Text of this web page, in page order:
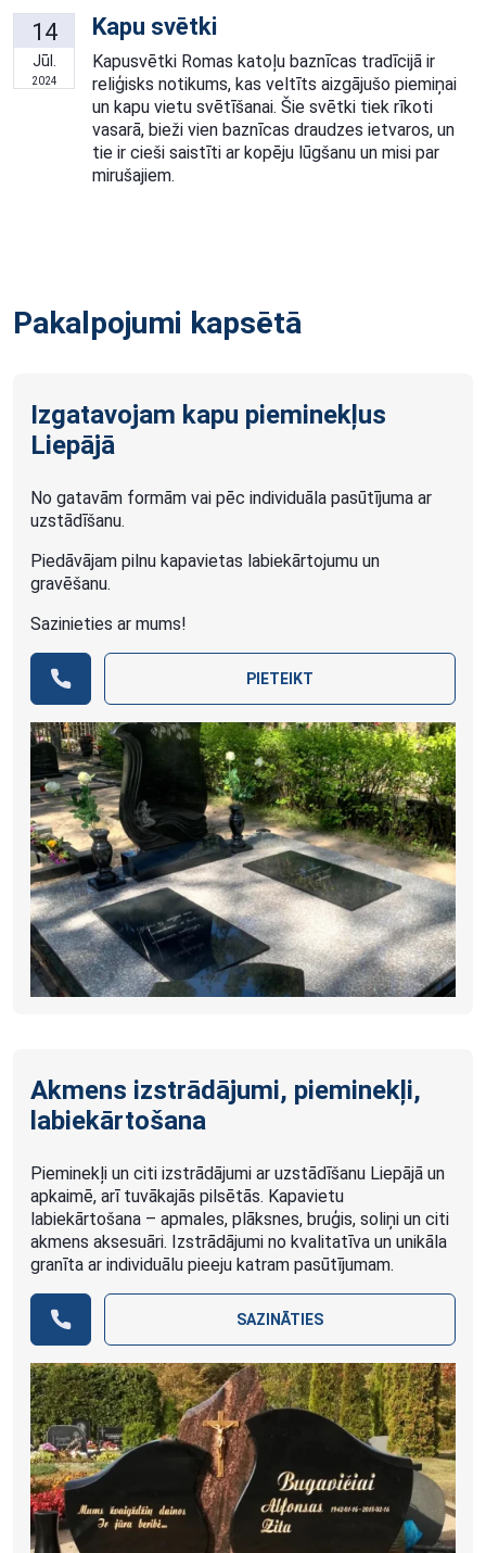
14
Jūl.
2024
Kapu svētki
Kapusvētki Romas katoļu baznīcas tradīcijā ir
reliģisks notikums, kas veltīts aizgājušo piemiņai
un kapu vietu svētīšanai. Šie svētki tiek rīkoti
vasarā, bieži vien baznīcas draudzes ietvaros, un
tie ir cieši saistīti ar kopēju lūgšanu un misi par
mirušajiem.
Pakalpojumi kapsētā
Izgatavojam kapu pieminekļus
Liepājā
No gatavām formām vai pēc individuāla pasūtījuma ar
uzstādīšanu.
Piedāvājam pilnu kapavietas labiekārtojumu un
gravēšanu.
Sazinieties ar mums!
PIETEIKT
Akmens izstrādājumi, pieminekļi,
labiekārtošana
Pieminekļi un citi izstrādājumi ar uzstādīšanu Liepājā un
apkaimē, arī tuvākajās pilsētās. Kapavietu
labiekārtošana – apmales, plāksnes, bruģis, soliņi un citi
akmens aksesuāri. Izstrādājumi no kvalitatīva un unikāla
granīta ar individuālu pieeju katram pasūtījumam.
SAZINĀTIES